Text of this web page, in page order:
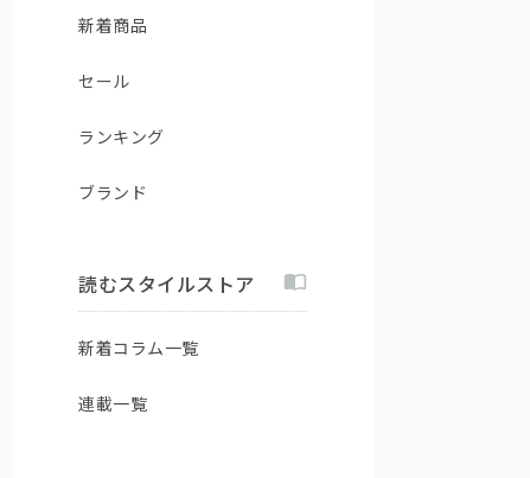
新着商品
セール
ランキング
ブランド
読むスタイルストア
新着コラム一覧
連載一覧